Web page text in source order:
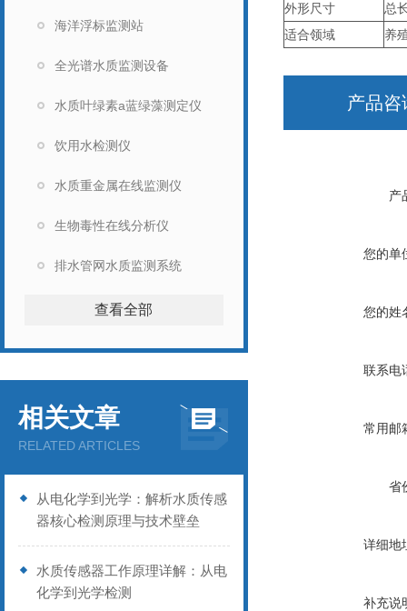
海洋浮标监测站
全光谱水质监测设备
水质叶绿素a蓝绿藻测定仪
饮用水检测仪
水质重金属在线监测仪
生物毒性在线分析仪
排水管网水质监测系统
查看全部
相关文章
RELATED ARTICLES
从电化学到光学：解析水质传感
器核心检测原理与技术壁垒
水质传感器工作原理详解：从电
化学到光学检测
外形尺寸
总
适合领域
养
产品咨
产
您的单
您的姓
联系电
常用邮
省
详细地
补充说